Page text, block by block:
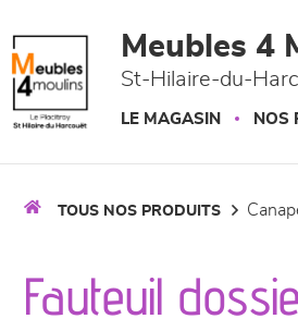
Meubles 4
St-Hilaire-du-
LE MAGASIN NOS
TOUS NOS PRODUITS
Fauteuil